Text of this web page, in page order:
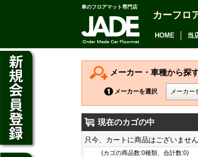
車のフロアマット専門店
カーフロ
HOME 当
メーカー・車種から探
メーカーを選択
現在のカゴの中
只今、カートに商品はございません
(カゴの商品数:0種類、合計数:0)
アルファード
ヴェルファイア
カムリ
カローラ アクシオ
プレミオ
プリウス
SAI
デイズ
デイズ ルークス